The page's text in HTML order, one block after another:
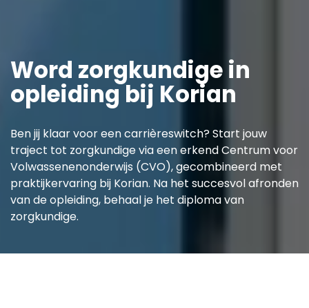
Word zorgkundige in
opleiding bij Korian
Ben jij klaar voor een carrièreswitch? Start jouw
traject tot zorgkundige via een erkend Centrum voor
Volwassenenonderwijs (CVO), gecombineerd met
praktijkervaring bij Korian. Na het succesvol afronden
van de opleiding, behaal je het diploma van
zorgkundige.